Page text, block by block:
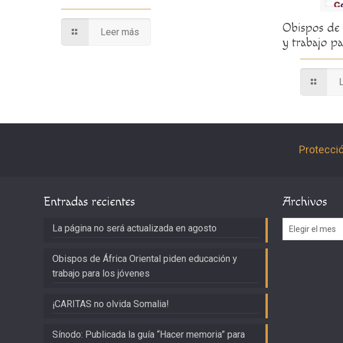
Leer más
Obispos
y trabajo
Entradas recientes
La página no será actualizada en agosto
Obispos de África Oriental piden educación y
trabajo para los jóvenes
¡CARITAS no olvida Somalia!
Sínodo: Publicada la guía “Hacer memoria” para
Archivos
Archivos